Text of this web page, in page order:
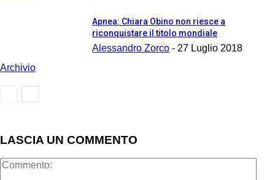
Archivio
Apnea: Chiara Obino non riesce a
riconquistare il titolo mondiale
Alessandro Zorco - 27 Luglio 2018
LASCIA UN COMMENTO